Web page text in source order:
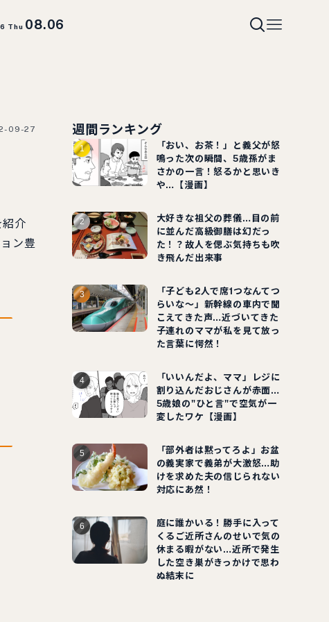
Thu 08.06
09-27
介
ン豊
週間ランキング
「おい、お茶！」と義父が怒
鳴った次の瞬間、5歳孫がま
さかの一言！怒るかと思いき
や…【漫画】
大好きな祖父の葬儀…目の前
に並んだ高級御膳は幻だっ
た！？故人を偲ぶ気持ちも吹
き飛んだ出来事
「子ども2人で席1つなんてつ
らいな～」新幹線の車内で聞
こえてきた声…近づいてきた
子連れのママが私を見て放っ
た言葉に愕然！
「いいんだよ、ママ」レジに
割り込んだおじさんが赤面…
5歳娘の"ひと言"で空気が一
変したワケ【漫画】
「部外者は黙ってろよ」お盆
の義実家で義弟が大激怒…助
けを求めた夫の信じられない
対応にあ然！
庭に誰かいる！勝手に入って
くるご近所さんのせいで気の
休まる暇がない…近所で発生
した空き巣がきっかけで思わ
ぬ結末に